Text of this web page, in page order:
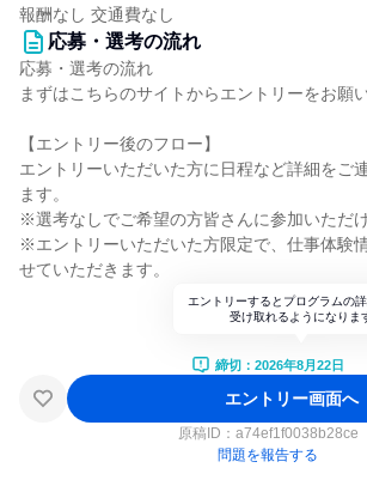
報酬なし 交通費なし
応募・選考の流れ
応募・選考の流れ
まずはこちらのサイトからエントリーをお願
【エントリー後のフロー】
エントリーいただいた方に日程など詳細をご
ます。
※選考なしでご希望の方皆さんに参加いただ
※エントリーいただいた方限定で、仕事体験
せていただきます。
エントリーするとプログラムの
受け取れるようになりま
締切：2026年8月22日
エントリー画面へ
原稿ID： a74ef1f0038b28ce
問題を報告する